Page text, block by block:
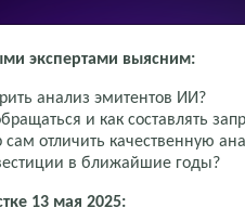
экспертами выясним:
анализ эмитентов ИИ?
и как составлять
отличить качественную
в ближайшие годы?
13 мая 2025: